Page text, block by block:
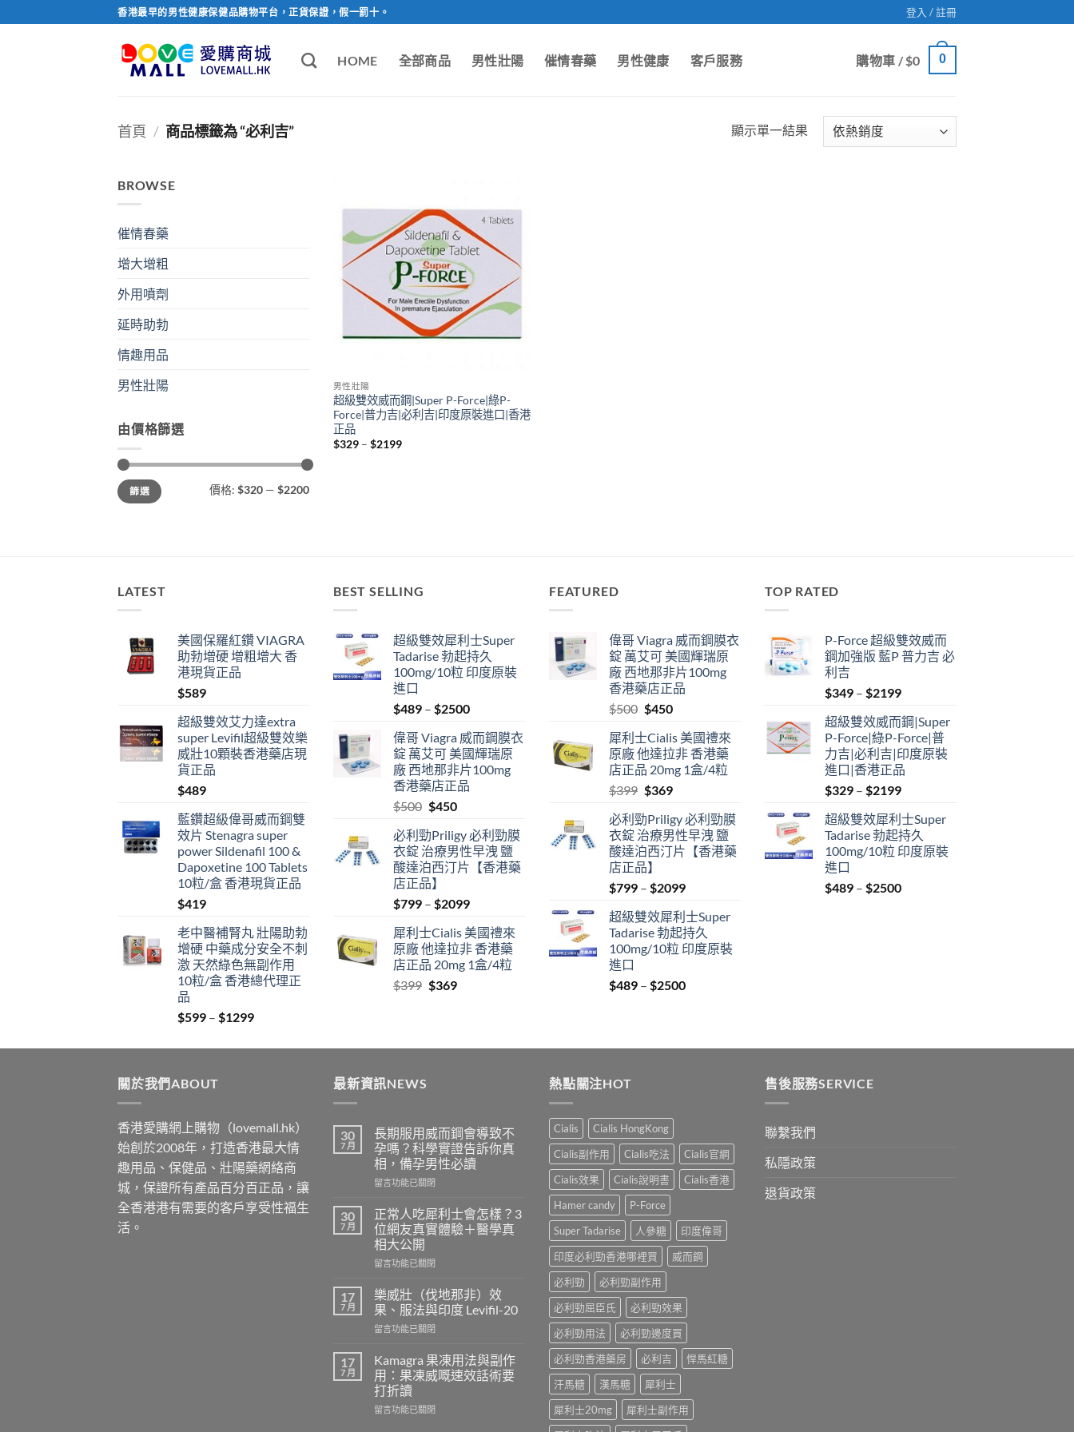
to
香港最早的男性健康保健品購物平台，正貨保證，假一罰十。 登入 / 註冊
HOME 全部商品 男性壯陽 催情春藥 男性健康 客戶服務 購物車 /$0 0
首頁 / 商品標籤為 “必利吉” 顯示單一結果
BROWSE
催情春藥
增大增粗
外用噴劑
延時助勃
情趣用品
男性壯陽
由價格篩選
最
低
價
最
高
價
篩選 價格: $320 — $2200
男性壯陽
超級雙效威而鋼|Super P-Force|綠P-
Force|普力吉|必利吉|印度原裝進口|香港
正品
$329 – $2199Price
LATEST
美國保羅紅鑽 VIAGRA
助勃增硬 增粗增大 香
港現貨正品
$589
超級雙效艾力達extra
super Levifil超級雙效樂
威壯10顆裝香港藥店現
貨正品
$489
藍鑽超級偉哥威而鋼雙
效片 Stenagra super
power Sildenafil 100 &
Dapoxetine 100 Tablets
10粒/盒 香港現貨正品
$419
老中醫補腎丸 壯陽助勃
增硬 中藥成分安全不刺
激 天然綠色無副作用
10粒/盒 香港總代理正
品
$599 – $1299Price
$599
BEST SELLING
超級雙效犀利士Super
Tadarise 勃起持久
100mg/10粒 印度原裝
進口
$489 – $2500Price
$489
through
$2500
偉哥 Viagra 威而鋼膜衣
錠 萬艾可 美國輝瑞原
廠 西地那非片100mg
香港藥店正品
$500 Original
was:
$500.
$450Current
is:
$450.
必利勁Priligy 必利勁膜
衣錠 治療男性早洩 鹽
酸達泊西汀片【香港藥
店正品】
$799 – $2099Price
$799
through
$2099
犀利士Cialis 美國禮來
原廠 他達拉非 香港藥
店正品 20mg 1盒/4粒
$399 Original
$369Current
FEATURED
偉哥 Viagra 威而鋼膜衣
錠 萬艾可 美國輝瑞原
廠 西地那非片100mg
香港藥店正品
$500 Original
was:
$500.
$450Current
is:
$450.
犀利士Cialis 美國禮來
原廠 他達拉非 香港藥
店正品 20mg 1盒/4粒
$399 Original
was:
$399.
$369Current
is:
$369.
必利勁Priligy 必利勁膜
衣錠 治療男性早洩 鹽
酸達泊西汀片【香港藥
店正品】
$799 – $2099Price
$799
through
$2099
超級雙效犀利士Super
Tadarise 勃起持久
100mg/10粒 印度原裝
進口
$489 – $2500Price
$2500
TOP RATED
P-Force 超級雙效威而
鋼加強版 藍P 普力吉 必
利吉
$349 – $2199Price
$349
through
$2199
超級雙效威而鋼|Super
P-Force|綠P-Force|普
力吉|必利吉|印度原裝
進口|香港正品
$329 – $2199Price
$329
through
$2199
超級雙效犀利士Super
Tadarise 勃起持久
100mg/10粒 印度原裝
進口
$489 – $2500Price
關於我們ABOUT
香港愛購網上購物（lovemall.hk）
始創於2008年，打造香港最大情
趣用品、保健品、壯陽藥網絡商
城，保證所有產品百分百正品，讓
全香港港有需要的客戶享受性福生
活。
最新資訊NEWS
30
7 月
長期服用威而鋼會導致不
孕嗎？科學實證告訴你真
相，備孕男性必讀
在
期
服
用
威
而
會
導
致
不
嗎？
科
學
實
證
留言功能已關閉
30
7 月
正常人吃犀利士會怎樣？3
位網友真實體驗＋醫學真
相大公開
在
常
人
吃
犀
士
會
怎
樣？
3
留言功能已關閉
17
7 月
樂威壯（伐地那非）效
果、服法與印度 Levifil-20
在
威
壯
（伐
地
那
留言功能已關閉
17
7 月
Kamagra 果凍用法與副作
用：果凍威嘅速效話術要
打折讀
在
留言功能已關閉
熱點關注HOT
Cialis
Cialis HongKong
Cialis副作用
Cialis吃法
Cialis官網
Cialis效果
Cialis說明書
Cialis香港
Hamer candy
P-Force
Super Tadarise
人參糖
印度偉哥
印度必利勁香港哪裡買
威而鋼
必利勁
必利勁副作用
必利勁屈臣氏
必利勁效果
必利勁用法
必利勁邊度買
必利勁香港藥房
必利吉
悍馬紅糖
汗馬糖
漢馬糖
犀利士
犀利士20mg
犀利士副作用
售後服務SERVICE
聯繫我們
私隱政策
退貨政策